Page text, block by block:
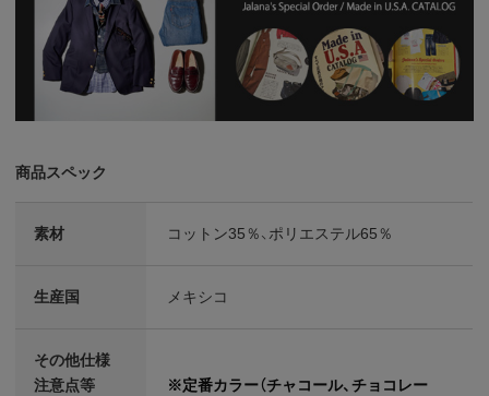
商品スペック
素材 コットン35％、ポリエステル65％
生産国 メキシコ
その他仕様
注意点等
※定番カラー（チャコール、チョコレー